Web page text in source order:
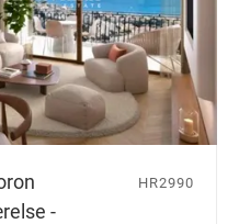
-
HR2990